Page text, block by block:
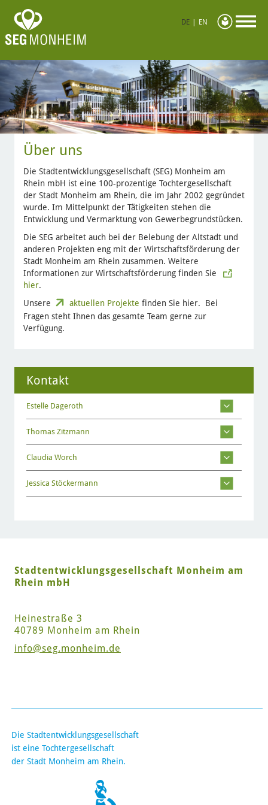
DE EN
Über uns
Die Stadtentwicklungsgesellschaft (SEG) Monheim am
Rhein mbH ist eine 100-prozentige Tochtergesellschaft
der Stadt Monheim am Rhein, die im Jahr 2002 gegründet
wurde. Im Mittelpunkt der Tätigkeiten stehen die
Entwicklung und Vermarktung von Gewerbegrundstücken.
Die SEG arbeitet auch bei der Belebung der Altstadt und
anderen Projekten eng mit der Wirtschaftsförderung der
Stadt Monheim am Rhein zusammen. Weitere
Informationen zur Wirtschaftsförderung finden Sie
hier.
Unsere
aktuellen Projekte finden Sie hier. Bei
Fragen steht Ihnen das gesamte Team gerne zur
Verfügung.
Kontakt
Estelle Dageroth
Thomas Zitzmann
Claudia Worch
Jessica Stöckermann
Stadtentwicklungsgesellschaft Monheim am
Rhein mbH
Heinestraße 3
40789 Monheim am Rhein
info@seg.monheim.de
Die Stadtentwicklungsgesellschaft
ist eine Tochtergesellschaft
der Stadt Monheim am Rhein.